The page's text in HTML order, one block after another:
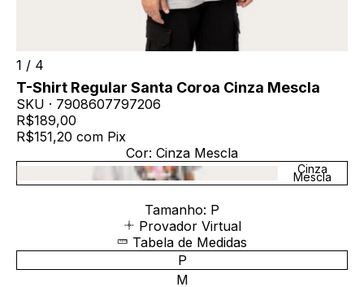
1 / 4
T-Shirt Regular Santa Coroa Cinza Mescla
SKU · 7908607797206
R$189,00
R$151,20 com Pix
Cor: Cinza Mescla
Cinza
Mescla
Tamanho: P
Provador Virtual
Tabela de Medidas
P
M